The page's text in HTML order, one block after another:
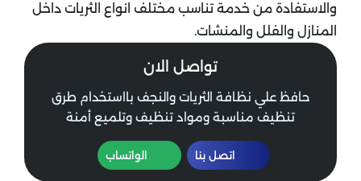
والاستفادة من خدمة تناسب مختلف انواع الثريات داخل
المنازل والفلل والمنشات.
تواصل الان
حافظ علي نظافة الثريات والنجف بااستخدام طرق
تنظيف مناسبة ومواد تنظيف وتلميع أمنة
اتصل بنا الواتساب